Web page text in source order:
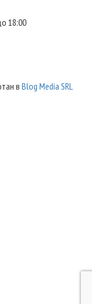
18:00
в Blog Media SRL